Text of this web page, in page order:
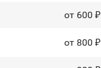
от 600 ₽
от 800 ₽